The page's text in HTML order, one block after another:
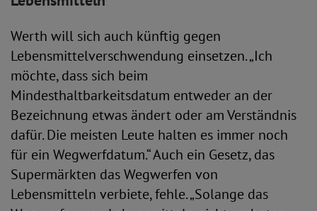
Werth will sich auch künftig gegen
Lebensmittelverschwendung einsetzen. „Ich
möchte, dass sich beim
Mindesthaltbarkeitsdatum entweder an der
Bezeichnung etwas ändert oder am Verständnis
dafür. Die meisten Leute halten es immer noch
für ein Wegwerfdatum.“ Auch ein Gesetz, das
Supermärkten das Wegwerfen von
Lebensmitteln verbiete, fehle. „Solange das